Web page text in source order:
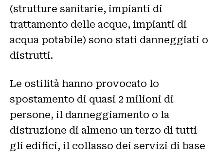
(strutture sanitarie, impianti di
trattamento delle acque, impianti di
acqua potabile) sono stati danneggiati o
distrutti.
Le ostilità hanno provocato lo
spostamento di quasi 2 milioni di
persone, il danneggiamento o la
distruzione di almeno un terzo di tutti
gli edifici, il collasso dei servizi di base